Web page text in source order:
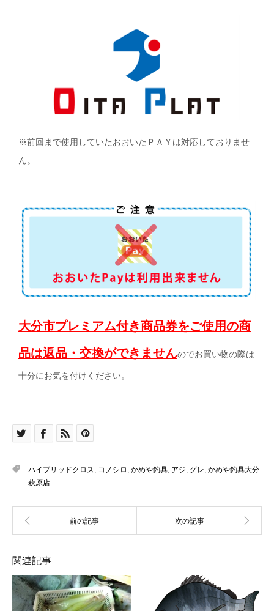
※前回まで使用していたおおいたＰＡＹは対応しておりませ
ん。
大分市プレミアム付き商品券をご使用の商
品は返品・交換ができませんのでお買い物の際は
十分にお気を付けください。
ハイブリッドクロス, コノシロ , かめや釣具, アジ, グレ, かめや釣具大分
萩原店
関連記事